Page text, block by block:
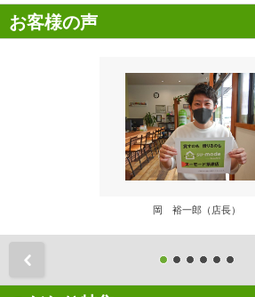
お客様の声
岡 裕一郎（店長）